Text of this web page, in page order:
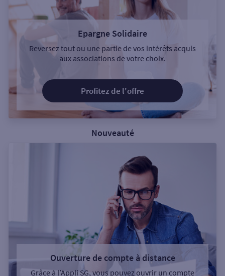
Epargne Solidaire
Reversez tout ou une partie de vos intérêts acquis
aux associations de votre choix.
Profitez de l'offre
Nouveauté
Ouverture de compte à distance
Grâce à l’Appli SG, vous pouvez ouvrir un compte